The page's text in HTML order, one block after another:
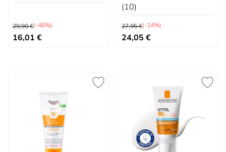
Prix normal
29,90 €(-46%)
Prix spécial
16,01 €
(10)
Prix normal
27,95 €(-14%)
Prix spécial
24,05 €